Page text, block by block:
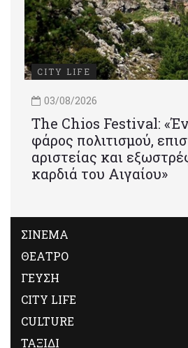
CITY LIFE
03/08/2026
Τhe Chios Festival:
φάρος πολιτισμού,
αριστείας και
καρδιά του Αιγαίου»
ΣΙΝΕΜΑ
ΘΕΑΤΡΟ
ΓΕΥΣΗ
CITY LIFE
CULTURE
ΤΑΞΙΔΙ